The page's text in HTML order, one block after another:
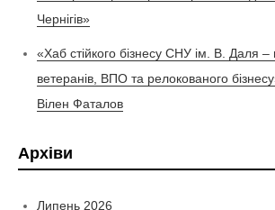
Чернігів»
«Хаб стійкого бізнесу СНУ ім. В. Даля –
ветеранів, ВПО та релокованого
Вілен Фаталов
Архіви
Липень 2026